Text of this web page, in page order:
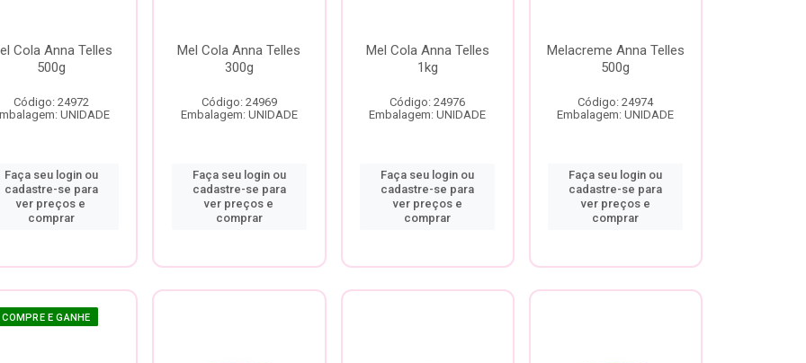
Cola Anna Telles
500g
Código: 24972
UNIDADE
Faça seu login ou
cadastre-se para
ver preços e
comprar
Mel Cola Anna Telles
300g
Código: 24969
Embalagem: UNIDADE
Faça seu login ou
cadastre-se para
ver preços e
comprar
Mel Cola Anna Telles
1kg
Código: 24976
Embalagem: UNIDADE
Faça seu login ou
cadastre-se para
ver preços e
comprar
Melacreme Anna Telles
500g
Código: 24974
Embalagem: UNIDADE
Faça seu login ou
cadastre-se para
ver preços e
comprar
COMPRE E GANHE